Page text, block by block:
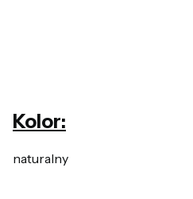
Kolor:
naturalny